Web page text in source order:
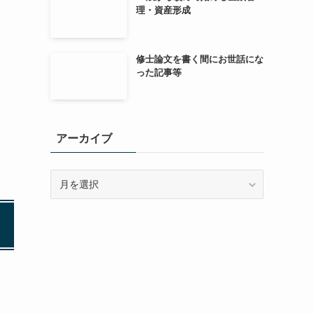
理・資産形成
修士論文を書く間にお世話にな
った記事等
アーカイブ